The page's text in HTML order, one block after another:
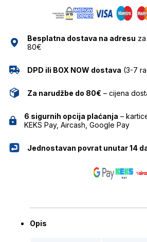
Besplatna dostava na adresu
80€
DPD ili BOX NOW dostava (3-7
Za narudžbe do 80€ – cijena
6 sigurnih opcija plaćanja –
KEKS Pay, Aircash, Google Pay
Jednostavan povrat unutar 14
Opis